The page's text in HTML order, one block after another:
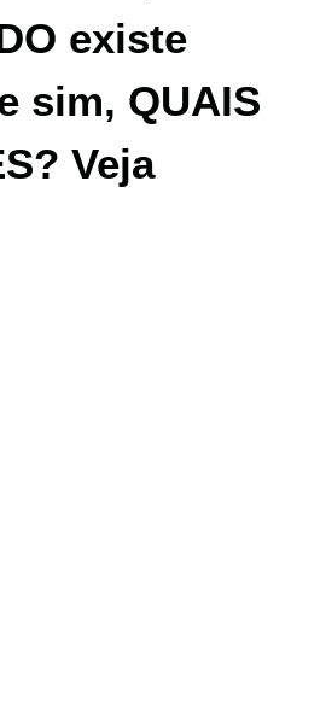
existe
sim, QUAIS
Veja